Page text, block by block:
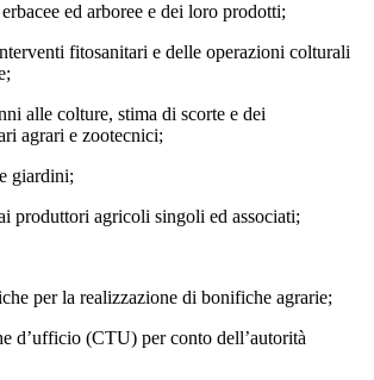
ed arboree e dei loro prodotti;
fitosanitari e delle operazioni colturali
alle colture, stima di scorte e dei
agrari e zootecnici;
giardini;
produttori agricoli singoli ed associati;
per la realizzazione di bonifiche agrarie;
d’ufficio (CTU) per conto dell’autorità